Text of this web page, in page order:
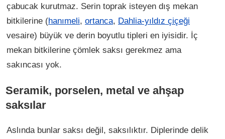
çabucak kurutmaz. Serin toprak isteyen dış mekan
bitkilerine (hanımeli, ortanca, Dahlia-yıldız çiçeği
vesaire) büyük ve derin boyutlu tipleri en iyisidir. İç
mekan bitkilerine çömlek saksı gerekmez ama
sakıncası yok.
Seramik, porselen, metal ve ahşap
saksılar
Aslında bunlar saksı değil, saksılıktır. Diplerinde delik